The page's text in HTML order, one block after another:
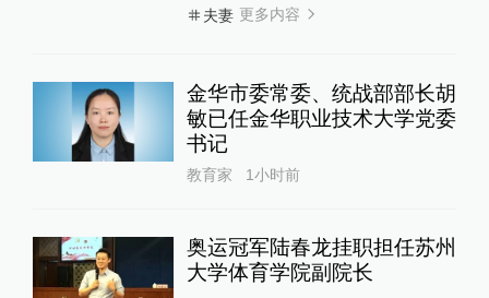
夫妻 更多内容
金华市委常委、统战部部长胡
敏已任金华职业技术大学党委
书记
教育家 1小时前
奥运冠军陆春龙挂职担任苏州
大学体育学院副院长